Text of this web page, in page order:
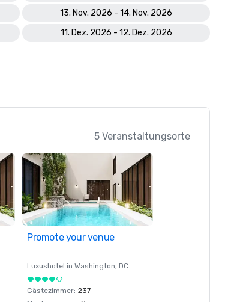
13. Nov. 2026 - 14. Nov. 2026
11. Dez. 2026 - 12. Dez. 2026
5 Veranstaltungsorte
Promote your venue
Luxushotel in Washington, DC
Gästezimmer: 237